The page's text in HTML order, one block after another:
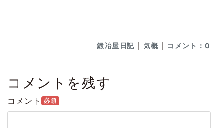
鍛冶屋日記 ｜ 気概 ｜ コメント：0
コメントを残す
コメント 必須